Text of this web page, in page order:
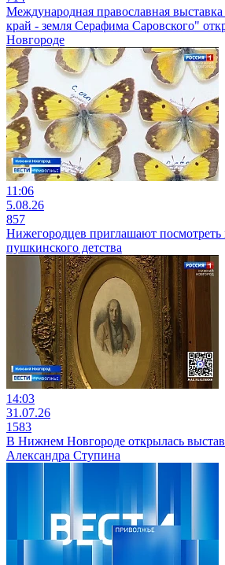
Международная православная
край - земля Серафима Саровского"
Новгороде
11:06
5.08.26
857
Нижегородцев приглашают посмотреть
пушкинского детства
14:03
31.07.26
1583
В Нижнем Новгороде открылась
Александра Ступина